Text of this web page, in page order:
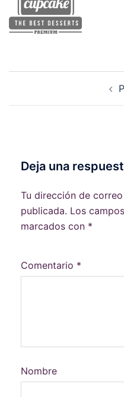
Deja una
Tu dirección de
publicada. Los
marcados con *
Comentario *
Nombre